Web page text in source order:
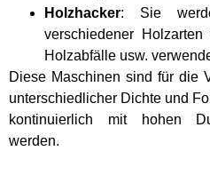
Holzhacker: Sie
verschiedener
Holzabfälle usw.
Diese Maschinen sind für die
unterschiedlicher Dichte und
kontinuierlich mit hohen
werden.